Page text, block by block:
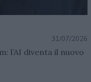
31/07/2026
l’AI diventa il nuovo